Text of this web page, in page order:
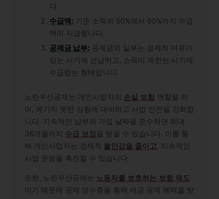
다.
수급액: 기준 소득의 50%에서 80%까지 수급
액이 지급됩니다.
공제금 납부: 공제금의 일부는 경제적 여유가
있는 시기에 선납하고, 소득이 제한된 시기에
수급받는 형태입니다.
노란우산공제는 개인사업자의 손실 보험 역할을 하
여, 예기치 못한 상황에 대비하고 사업 안전을 강화합
니다. 지속적인 납부와 가입 날짜을 준수하면 최대
36개월까지 수급 보장을 받을 수 있습니다. 이를 통
해 개인사업자는 경제적 불안감을 줄이고 , 지속적인
사업 운영을 촉진할 수 있습니다.
또한, 노란우산공제는 노동자를 보호하는 보험 제도
이기 때문에 공제 영수증을 통해 세금 공제 혜택을 받